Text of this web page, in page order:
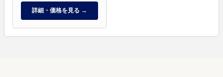
詳細・価格を見る →